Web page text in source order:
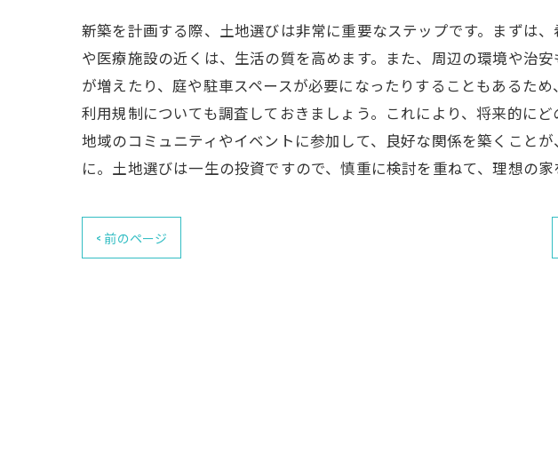
新築を計画する際、土地選びは非常に重要なステップです。まずは
や医療施設の近くは、生活の質を高めます。また、周辺の環境や治
が増えたり、庭や駐車スペースが必要になったりすることもあるた
利用規制についても調査しておきましょう。これにより、将来的に
地域のコミュニティやイベントに参加して、良好な関係を築くこと
に。土地選びは一生の投資ですので、慎重に検討を重ねて、理想の家
< 前のページ